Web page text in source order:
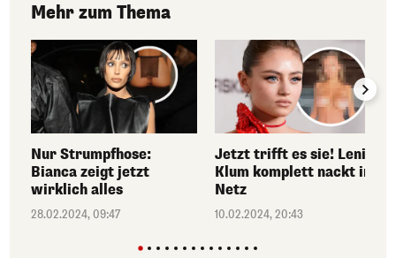
Mehr zum Thema
Nur Strumpfhose:
Bianca zeigt jetzt
wirklich alles
28.02.2024, 09:47
Jetzt trifft es sie! Leni
Klum komplett nackt im
Netz
10.02.2024, 20:43